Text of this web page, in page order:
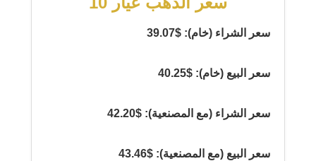
سعر الشراء (خام): $39.07
سعر البيع (خام): $40.25
سعر الشراء (مع المصنعية): $42.20
سعر البيع (مع المصنعية): $43.46